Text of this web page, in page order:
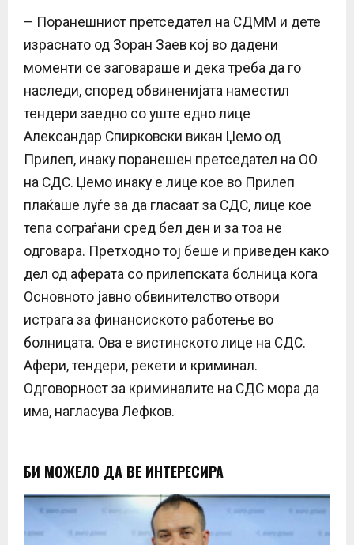
– Поранешниот претседател на СДММ и дете
израснато од Зоран Заев кој во дадени
моменти се заговараше и дека треба да го
наследи, според обвиненијата наместил
тендери заедно со уште едно лице
Александар Спирковски викан Џемо од
Прилеп, инаку поранешен претседател на ОО
на СДС. Џемо инаку е лице кое во Прилеп
плаќаше луѓе за да гласаат за СДС, лице кое
тепа сограѓани сред бел ден и за тоа не
одговара. Претходно тој беше и приведен како
дел од аферата со прилепската болница кога
Основното јавно обвинителство отвори
истрага за финансиското работење во
болницата. Ова е вистинското лице на СДС.
Афери, тендери, рекети и криминал.
Одговорност за криминалите на СДС мора да
има, нагласува Лефков.
БИ МОЖЕЛО ДА ВЕ ИНТЕРЕСИРА